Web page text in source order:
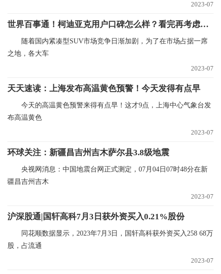
2023-07
世界百事通！柯迪亚克用户口碑怎么样？看完再考虑是否购买
随着国内紧凑型SUV市场竞争日渐加剧，为了在市场占据一席
之地，各大车
2023-07
天天速读：上海发布高温黄色预警！今天发得有点早
今天的高温黄色预警来得有点早！这才9点，上海中心气象台发
布高温黄色
2023-07
环球关注：新疆昌吉州吉木萨尔县3.8级地震
央视网消息：中国地震台网正式测定，07月04日07时48分在新
疆昌吉州吉木
2023-07
沪深股通|国轩高科7月3日获外资买入0.21%股份
同花顺数据显示，2023年7月3日，国轩高科获外资买入258 68万
股，占流通
2023-07